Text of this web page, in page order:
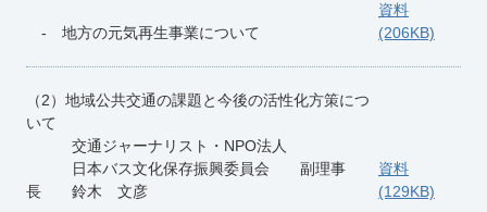
- 地方の元気再生事業について
資料
(206KB)
（2）地域公共交通の課題と今後の活性化方策につ
いて
交通ジャーナリスト・NPO法人
日本バス文化保存振興委員会 副理事
長 鈴木 文彦
資料
(129KB)